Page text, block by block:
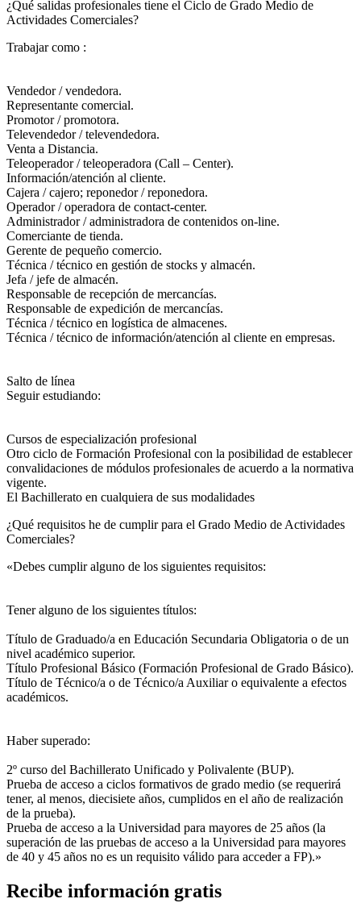
¿Qué salidas profesionales tiene el Ciclo de Grado Medio de
Actividades Comerciales?​
Trabajar como :
Vendedor / vendedora.
Representante comercial.
Promotor / promotora.
Televendedor / televendedora.
Venta a Distancia.
Teleoperador / teleoperadora (Call – Center).
Información/atención al cliente.
Cajera / cajero; reponedor / reponedora.
Operador / operadora de contact-center.
Administrador / administradora de contenidos on-line.
Comerciante de tienda.
Gerente de pequeño comercio.
Técnica / técnico en gestión de stocks y almacén.
Jefa / jefe de almacén.
Responsable de recepción de mercancías.
Responsable de expedición de mercancías.
Técnica / técnico en logística de almacenes.
Técnica / técnico de información/atención al cliente en empresas.
Salto de línea
Seguir estudiando:
Cursos de especialización profesional
Otro ciclo de Formación Profesional con la posibilidad de establecer
convalidaciones de módulos profesionales de acuerdo a la normativa
vigente.
El Bachillerato en cualquiera de sus modalidades
¿Qué requisitos he de cumplir para el Grado Medio de Actividades
Comerciales?
«Debes cumplir alguno de los siguientes requisitos:
Tener alguno de los siguientes títulos:
Título de Graduado/a en Educación Secundaria Obligatoria o de un
nivel académico superior.
Título Profesional Básico (Formación Profesional de Grado Básico).
Título de Técnico/a o de Técnico/a Auxiliar o equivalente a efectos
académicos.
Haber superado:
2º curso del Bachillerato Unificado y Polivalente (BUP).
Prueba de acceso a ciclos formativos de grado medio (se requerirá
tener, al menos, diecisiete años, cumplidos en el año de realización
de la prueba).
Prueba de acceso a la Universidad para mayores de 25 años (la
superación de las pruebas de acceso a la Universidad para mayores
de 40 y 45 años no es un requisito válido para acceder a FP).»
Recibe información gratis